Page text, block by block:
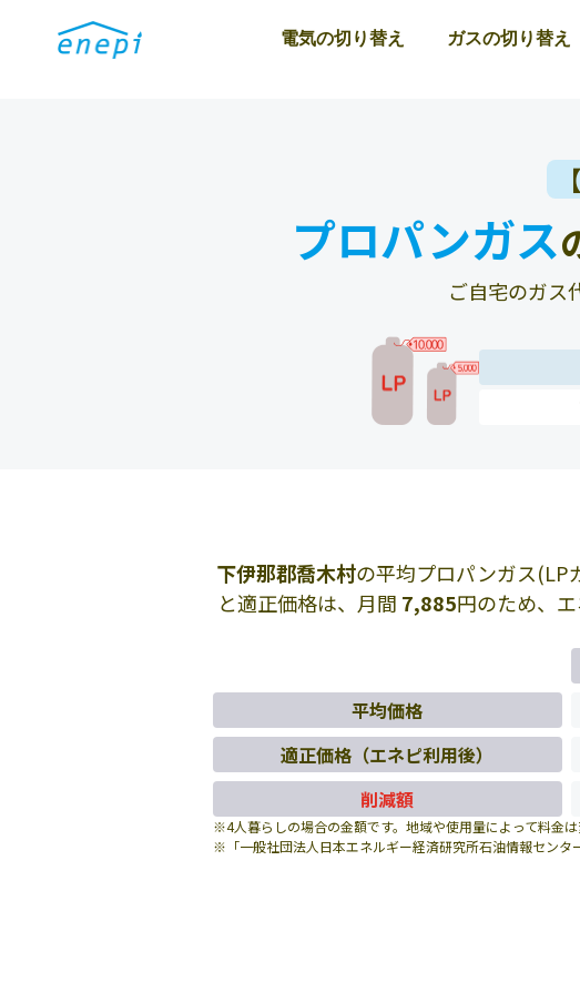
電気の切り替え ガスの切り替え
プロパンガス
ご自宅のガス
下伊那郡喬木村の平均プロパンガス(LP
と適正価格は、月間 7,885円のため、
平均価格
適正価格（エネピ利用後）
削減額
※4人暮らしの場合の金額です。地域や使用量によって料金は
※「一般社団法人日本エネルギー経済研究所石油情報センタ